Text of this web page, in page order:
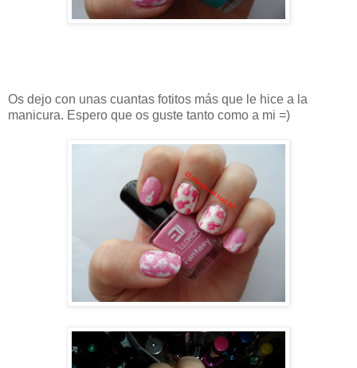
Os dejo con unas cuantas fotitos más que le hice a la
manicura. Espero que os guste tanto como a mi =)